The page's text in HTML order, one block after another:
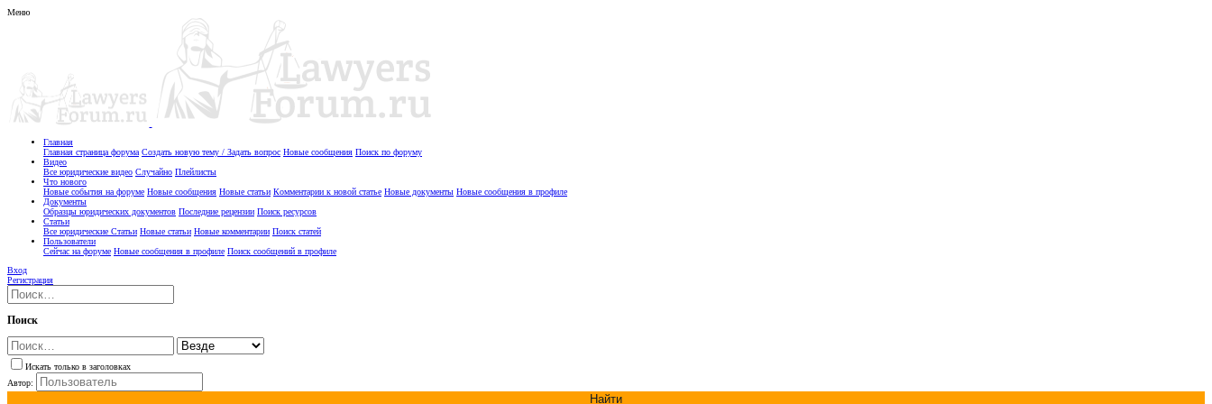
Меню
Главная
Главная страница форума Создать новую тему / Задать вопрос Новые сообщения Поиск по форуму
Видео
Все юридические видео Случайно Плейлисты
Что нового
Новые события на форуме Новые сообщения Новые статьи Комментарии к новой статье Новые документы Новые сообщения в профиле
Документы
Образцы юридических документов Последние рецензии Поиск ресурсов
Статьи
Все юридические Статьи Новые статьи Новые комментарии Поиск статей
Пользователи
Сейчас на форуме Новые сообщения в профиле Поиск сообщений в профиле
Вход
Регистрация
Поиск
Искать только в заголовках
Автор:
Найти